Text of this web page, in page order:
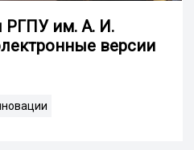
РГПУ им. А. И.
версии